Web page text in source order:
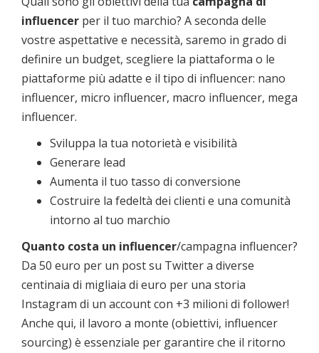
influencer per il tuo marchio? A seconda delle
vostre aspettative e necessità, saremo in grado di
definire un budget, scegliere la piattaforma o le
piattaforme più adatte e il tipo di influencer: nano
influencer, micro influencer, macro influencer, mega
influencer.
Sviluppa la tua notorietà e visibilità
Generare lead
Aumenta il tuo tasso di conversione
Costruire la fedeltà dei clienti e una comunità
intorno al tuo marchio
Quanto costa un influencer/campagna influencer?
Da 50 euro per un post su Twitter a diverse
centinaia di migliaia di euro per una storia
Instagram di un account con +3 milioni di follower!
Anche qui, il lavoro a monte (obiettivi, influencer
sourcing) è essenziale per garantire che il ritorno